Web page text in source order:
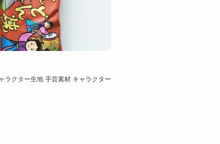
ラクター生地 手芸素材 キャラクター